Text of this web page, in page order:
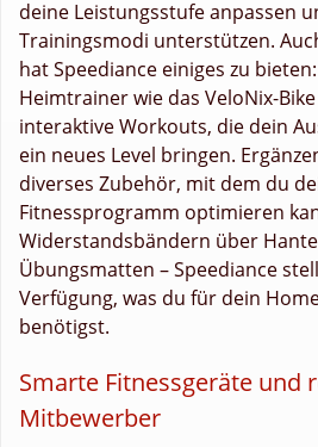
deine Leistungsstufe anpassen
Trainingsmodi unterstützen.
hat Speediance einiges zu
Heimtrainer wie das VeloNix-
interaktive Workouts, die dein
ein neues Level bringen.
diverses Zubehör, mit dem du
Fitnessprogramm optimieren
Widerstandsbändern über
Übungsmatten – Speediance
Verfügung, was du für dein
benötigst.
Smarte Fitnessgeräte und
Mitbewerber